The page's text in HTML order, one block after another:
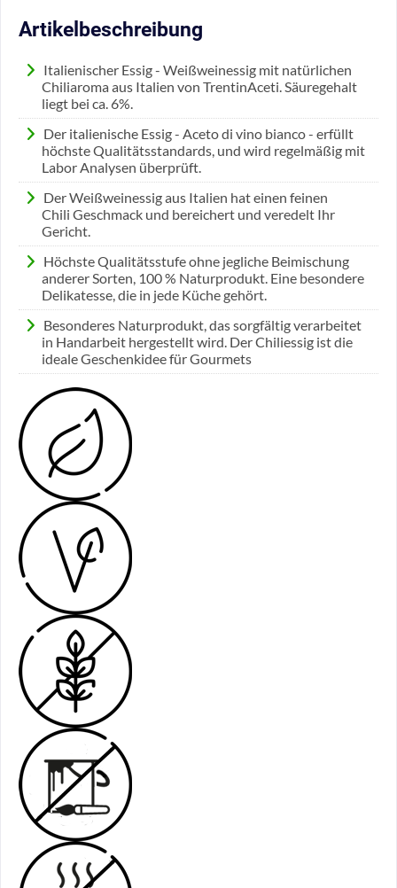
Artikelbeschreibung
Italienischer Essig - Weißweinessig mit natürlichen
Chiliaroma aus Italien von TrentinAceti. Säuregehalt
liegt bei ca. 6%.
Der italienische Essig - Aceto di vino bianco - erfüllt
höchste Qualitätsstandards, und wird regelmäßig mit
Labor Analysen überprüft.
Der Weißweinessig aus Italien hat einen feinen
Chili Geschmack und bereichert und veredelt Ihr
Gericht.
Höchste Qualitätsstufe ohne jegliche Beimischung
anderer Sorten, 100 % Naturprodukt. Eine besondere
Delikatesse, die in jede Küche gehört.
Besonderes Naturprodukt, das sorgfältig verarbeitet
in Handarbeit hergestellt wird. Der Chiliessig ist die
ideale Geschenkidee für Gourmets